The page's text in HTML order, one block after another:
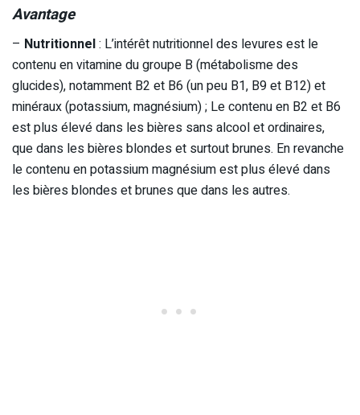
Avantage
– Nutritionnel: L’intérêt nutritionnel des levures est le
contenu en vitamine du groupe B (métabolisme des
glucides), notamment B2 et B6 (un peu B1, B9 et B12) et
minéraux (potassium, magnésium) ; Le contenu en B2 et B6
est plus élevé dans les bières sans alcool et ordinaires,
que dans les bières blondes et surtout brunes. En revanche
le contenu en potassium magnésium est plus élevé dans
les bières blondes et brunes que dans les autres.